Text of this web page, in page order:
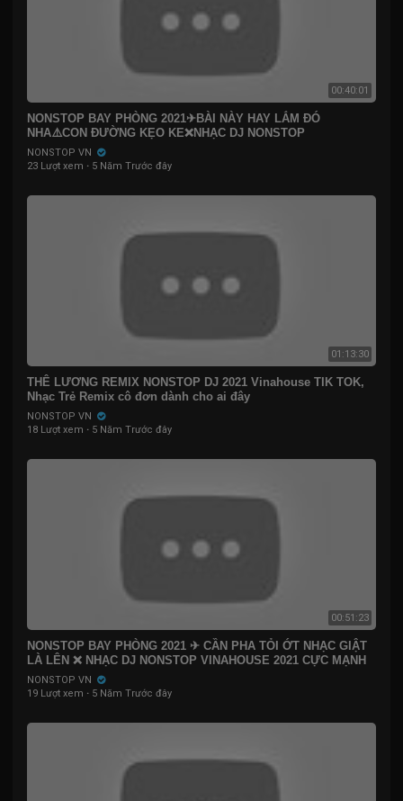
00:40:01
NONSTOP BAY PHÒNG 2021✈BÀI NÀY HAY LẮM ĐÓ
NHA⚠️CON ĐƯỜNG KẸO KE❌NHẠC DJ NONSTOP
VINAHOUSE CỰC MẠNH
NONSTOP VN
23 Lượt xem · 5 Năm Trước đây
01:13:30
THÊ LƯƠNG REMIX NONSTOP DJ 2021 Vinahouse TIK TOK,
Nhạc Trẻ Remix cô đơn dành cho ai đây
NONSTOP VN
18 Lượt xem · 5 Năm Trước đây
00:51:23
NONSTOP BAY PHÒNG 2021 ✈ CẦN PHA TỎI ỚT NHẠC GIẬT
LÀ LÊN ❌ NHẠC DJ NONSTOP VINAHOUSE 2021 CỰC MẠNH
NONSTOP VN
19 Lượt xem · 5 Năm Trước đây